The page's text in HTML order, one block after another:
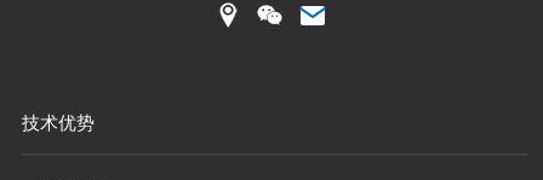
技术优势